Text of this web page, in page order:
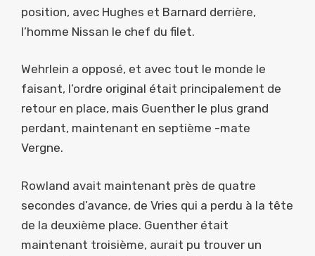
position, avec Hughes et Barnard derrière,
l’homme Nissan le chef du filet.
Wehrlein a opposé, et avec tout le monde le
faisant, l’ordre original était principalement de
retour en place, mais Guenther le plus grand
perdant, maintenant en septième -mate
Vergne.
Rowland avait maintenant près de quatre
secondes d’avance, de Vries qui a perdu à la tête
de la deuxième place. Guenther était
maintenant troisième, aurait pu trouver un